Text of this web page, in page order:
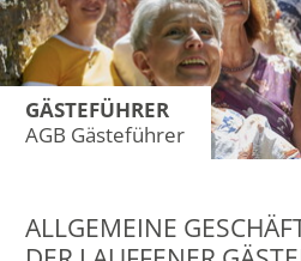
GÄSTEFÜHRER
AGB Gästeführer
ALLGEMEINE